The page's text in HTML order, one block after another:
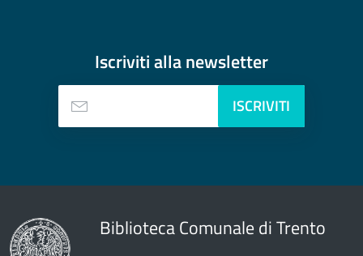
Iscriviti allanewsletter
ISCRIVITI
Biblioteca Comunale di Trento